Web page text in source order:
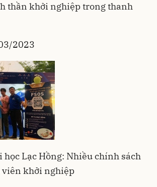
thần khởi nghiệp trong thanh
2023
Lạc Hồng: Nhiều chính sách
viên khởi nghiệp